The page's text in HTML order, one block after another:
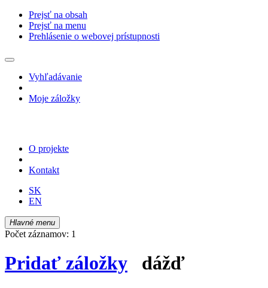
Prejsť na obsah
Prejsť na menu
Prehlásenie o webovej prístupnosti
Vyhľadávanie
Moje záložky
O projekte
Kontakt
SK
EN
Hlavné menu
Počet záznamov: 1
Pridať záložky dážď